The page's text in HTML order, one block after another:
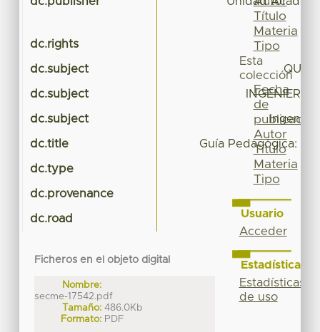
dc.rights
dc.subject
dc.subject INGENIERÍA
dc.subject
dc.title Guía Pedagógica:
dc.type
dc.provenance
dc.road
Ficheros en el objeto digital
Nombre:
secme-17542.pdf
Tamaño: 486.0Kb
Formato: PDF
Título
Materia
Tipo
Esta
colección
Fecha
de
publicación
Autor
Título
Materia
Tipo
Usuario
Acceder
Estadísticas
Estadísticas
de uso